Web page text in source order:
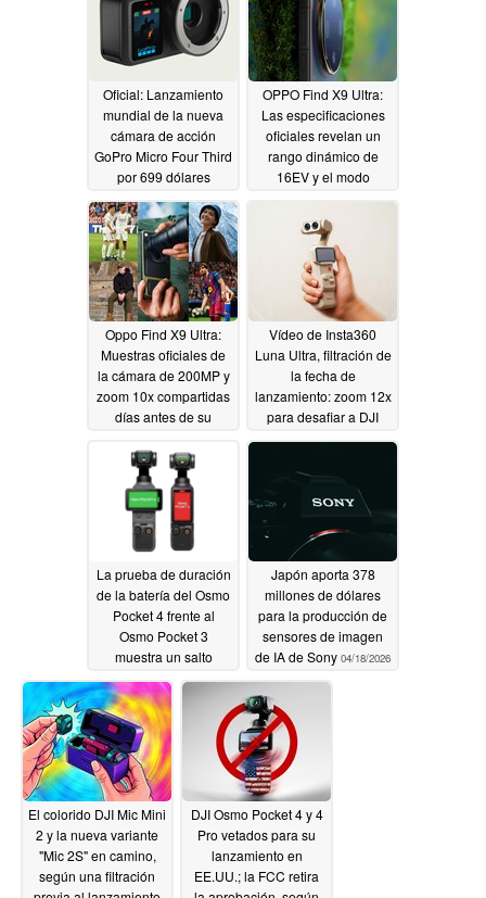
Oficial: Lanzamiento
mundial de la nueva
cámara de acción
GoPro Micro Four Third
por 699 dólares
04/21/2026
OPPO Find X9 Ultra:
Las especificaciones
oficiales revelan un
rango dinámico de
16EV y el modo
2.004/20/2026
Oppo Find X9 Ultra:
Muestras oficiales de
la cámara de 200MP y
zoom 10x compartidas
días antes de su
Vídeo de Insta360
Luna Ultra, filtración de
la fecha de
lanzamiento: zoom 12x
para desafiar a DJI
La prueba de duración
de la batería del Osmo
Pocket 4 frente al
Osmo Pocket 3
muestra un salto
de grabación
Japón aporta 378
millones de dólares
para la producción de
sensores de imagen
de IA de Sony 04/18/2026
El colorido DJI Mic Mini
2 y la nueva variante
"Mic 2S" en camino,
según una filtración
DJI Osmo Pocket 4 y 4
Pro vetados para su
lanzamiento en
EE.UU.; la FCC retira